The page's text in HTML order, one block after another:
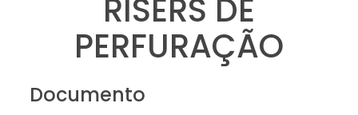
RISERS DE
PERFURAÇÃO
Documento